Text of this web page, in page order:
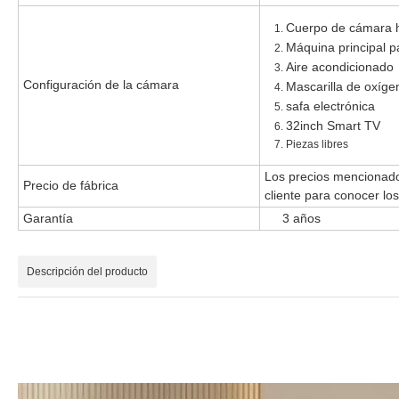
Configuración de la cámara
Cuerpo de cámara
Máquina principal
Aire acondicionado
Mascarilla de
safa electrónica
32inch Smart TV
Piezas libres
Precio de fábrica
Los precios
cliente para conocer
Garantía
3 años
Descripción del producto